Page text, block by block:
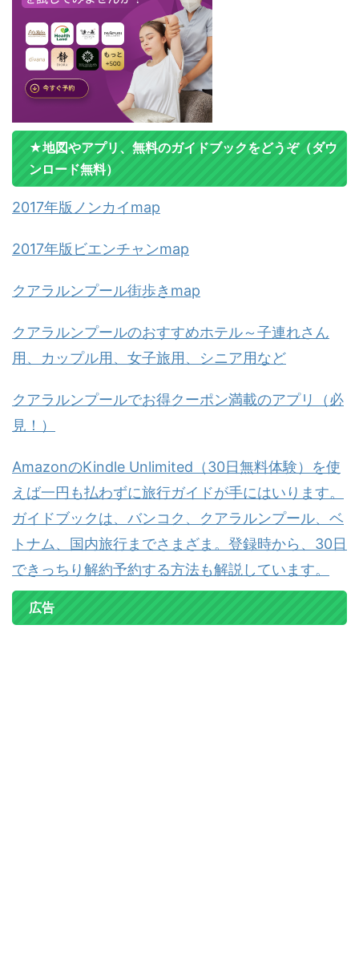
★地図やアプリ、無料のガイドブックをどうぞ（ダウ
ンロード無料）
2017年版ノンカイmap
2017年版ビエンチャンmap
クアラルンプール街歩きmap
クアラルンプールのおすすめホテル～子連れさん
用、カップル用、女子旅用、シニア用など
クアラルンプールでお得クーポン満載のアプリ（必
見！）
AmazonのKindle Unlimited（30日無料体験）を使
えば一円も払わずに旅行ガイドが手にはいります。
ガイドブックは、バンコク、クアラルンプール、ベ
トナム、国内旅行までさまざま。登録時から、30日
できっちり解約予約する方法も解説しています。
広告